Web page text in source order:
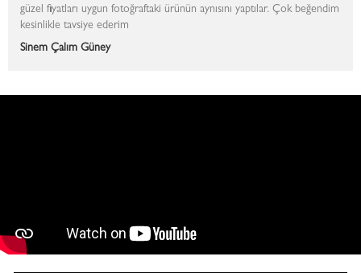
güzel fiyatları uygun fotoğraftaki ürünün aynısını yaptılar. Çok beğendim
kesinlikle tavsiye ederim
Sinem Çalım Güney